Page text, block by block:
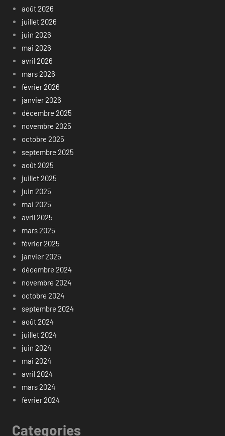
août 2026
juillet 2026
juin 2026
mai 2026
avril 2026
mars 2026
février 2026
janvier 2026
décembre 2025
novembre 2025
octobre 2025
septembre 2025
août 2025
juillet 2025
juin 2025
mai 2025
avril 2025
mars 2025
février 2025
janvier 2025
décembre 2024
novembre 2024
octobre 2024
septembre 2024
août 2024
juillet 2024
juin 2024
mai 2024
avril 2024
mars 2024
février 2024
Categories